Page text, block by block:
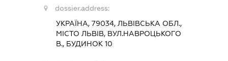
dossier.address:
УКРАЇНА, 79034, ЛЬВІВСЬКА ОБЛ.,
МІСТО ЛЬВІВ, ВУЛ.НАВРОЦЬКОГО
В., БУДИНОК 10